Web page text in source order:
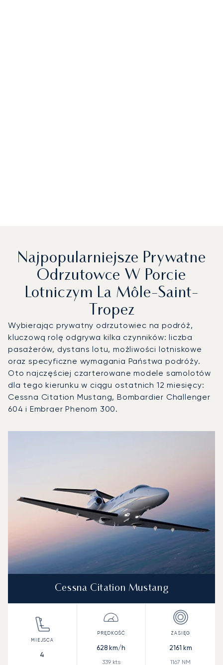
Najpopularniejsze Prywatne
Odrzutowce W Porcie
Lotniczym La Môle-Saint-
Tropez
Wybierając prywatny odrzutowiec na podróż,
kluczową rolę odgrywa kilka czynników: liczba
pasażerów, dystans lotu, możliwości lotniskowe
oraz specyficzne wymagania Państwa podróży.
Oto najczęściej czarterowane modele samolotów
dla tego kierunku w ciągu ostatnich 12 miesięcy:
Cessna Citation Mustang, Bombardier Challenger
604 i Embraer Phenom 300.
Cessna Citation Mustang
4
628 km/h
339kts
2161 km
1167 NM